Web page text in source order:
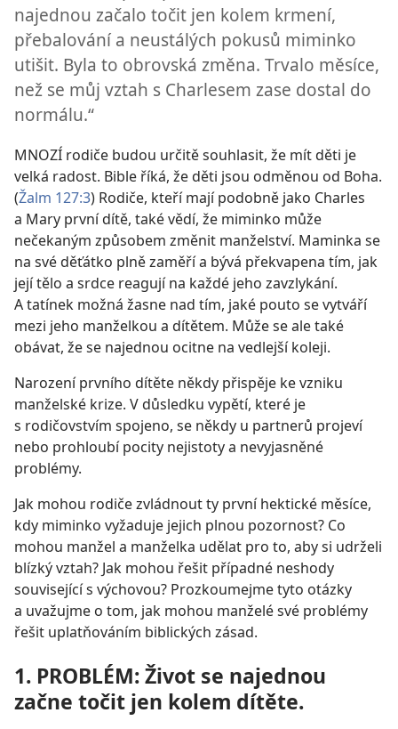
najednou začalo točit jen kolem krmení,
přebalování a neustálých pokusů miminko
utišit. Byla to obrovská změna. Trvalo měsíce,
než se můj vztah s Charlesem zase dostal do
normálu.“
MNOZÍ rodiče budou určitě souhlasit, že mít děti je
velká radost. Bible říká, že děti jsou odměnou od Boha.
(Žalm 127:3) Rodiče, kteří mají podobně jako Charles
a Mary první dítě, také vědí, že miminko může
nečekaným způsobem změnit manželství. Maminka se
na své děťátko plně zaměří a bývá překvapena tím, jak
její tělo a srdce reagují na každé jeho zavzlykání.
A tatínek možná žasne nad tím, jaké pouto se vytváří
mezi jeho manželkou a dítětem. Může se ale také
obávat, že se najednou ocitne na vedlejší koleji.
Narození prvního dítěte někdy přispěje ke vzniku
manželské krize. V důsledku vypětí, které je
s rodičovstvím spojeno, se někdy u partnerů projeví
nebo prohloubí pocity nejistoty a nevyjasněné
problémy.
Jak mohou rodiče zvládnout ty první hektické měsíce,
kdy miminko vyžaduje jejich plnou pozornost? Co
mohou manžel a manželka udělat pro to, aby si udrželi
blízký vztah? Jak mohou řešit případné neshody
související s výchovou? Prozkoumejme tyto otázky
a uvažujme o tom, jak mohou manželé své problémy
řešit uplatňováním biblických zásad.
1. PROBLÉM: Život se najednou
začne točit jen kolem dítěte.